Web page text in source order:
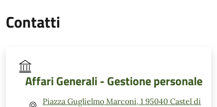
Contatti
Affari Generali - Gestione personale
Piazza Guglielmo Marconi, 1 95040 Castel di